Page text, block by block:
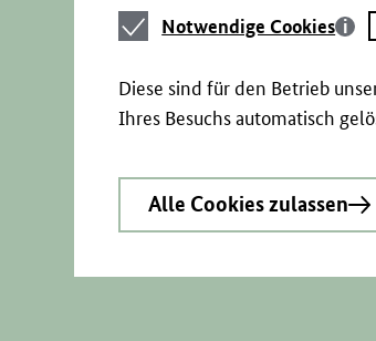
Notwendige
Cookies
Notwendige Cookies
Diese sind für den Betrieb
Ihres Besuchs automatisch
Alle Cookies zulassen